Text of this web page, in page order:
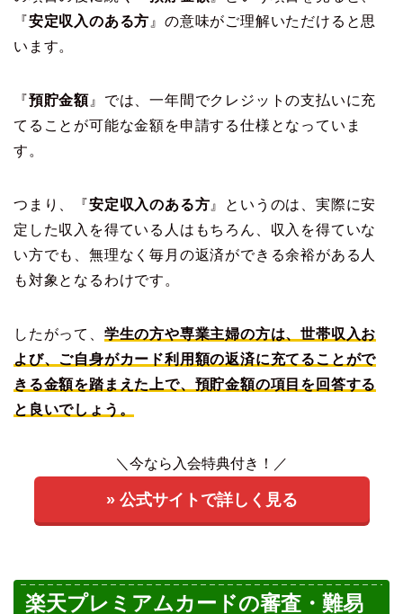
『安定収入のある方 』の意味がご理解いただけると思
います。
『預貯金額 』では、一年間でクレジットの支払いに充
てることが可能な金額を申請する仕様となっていま
す。
つまり、『安定収入のある方 』というのは、実際に安
定した収入を得ている人はもちろん、収入を得ていな
い方でも、無理なく毎月の返済ができる余裕がある人
も対象となるわけです。
したがって、 学生の方や専業主婦の方は、世帯収入お
よび、ご自身がカード利用額の返済に充てることがで
きる金額を踏まえた上で、預貯金額の項目を回答する
と良いでしょう。
＼今なら入会特典付き！／
» 公式サイトで詳しく見る
楽天プレミアムカードの審査・難易